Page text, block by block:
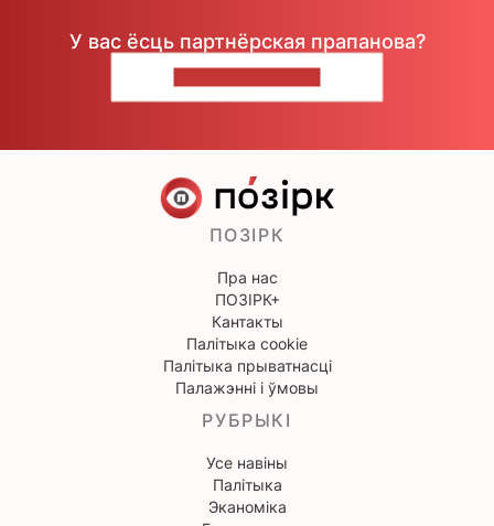
У вас ёсць партнёрская прапанова?
ПОЗІРК
Пра нас
ПОЗІРК+
Кантакты
Палітыка cookie
Палітыка прыватнасці
Палажэнні і ўмовы
РУБРЫКІ
Усе навіны
Палітыка
Эканоміка